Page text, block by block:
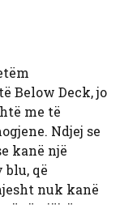
Below Deck, jo
me të
Ndjej se
kanë një
blu, që
nuk kanë